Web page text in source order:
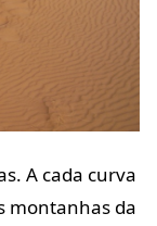
A cada curva
montanhas da